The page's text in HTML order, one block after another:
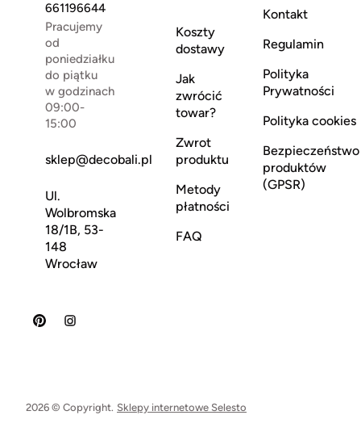
661196644
Pracujemy
od
poniedziałku
do piątku
w godzinach
09:00-
15:00
sklep@decobali.pl
Ul.
Wolbromska
18/1B, 53-
148
Wrocław
Koszty
dostawy
Jak
zwrócić
towar?
Zwrot
produktu
Metody
płatności
FAQ
Kontakt
Regulamin
Polityka
Prywatności
Polityka cookies
Bezpieczeństwo
produktów
(GPSR)
2026 © Copyright. Sklepy internetowe Selesto